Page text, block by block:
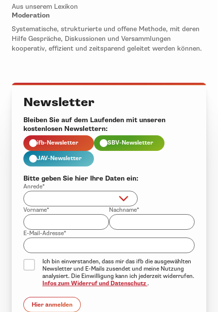
Aus unserem Lexikon
Moderation
Systematische, strukturierte und offene Methode, mit deren
Hilfe Gespräche, Diskussionen und Versammlungen
kooperativ, effizient und zeitsparend geleitet werden können.
Newsletter
Bleiben Sie auf dem Laufenden mit unseren
kostenlosen Newslettern:
ifb-Newsletter SBV-Newsletter
JAV-Newsletter
Bitte geben Sie hier Ihre Daten ein:
Anrede*
Vorname* Nachname*
E-Mail-Adresse*
Ich bin einverstanden, dass mir das ifb die ausgewählten
Newsletter und E-Mails zusendet und meine Nutzung
analysiert. Die Einwilligung kann ich jederzeit widerrufen.
Infos zum Widerruf und Datenschutz .
Hier anmelden